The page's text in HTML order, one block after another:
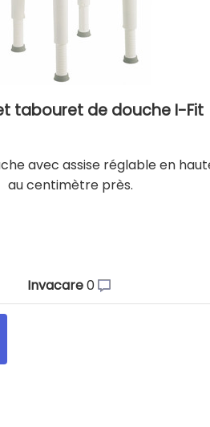
tabouret de douche I-Fit
avec assise réglable en
au centimètre près.
Invacare0